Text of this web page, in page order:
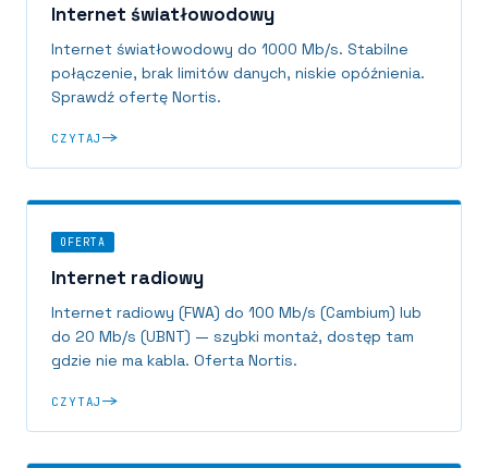
Internet światłowodowy
Internet światłowodowy do 1000 Mb/s. Stabilne
połączenie, brak limitów danych, niskie opóźnienia.
Sprawdź ofertę Nortis.
CZYTAJ
OFERTA
Internet radiowy
Internet radiowy (FWA) do 100 Mb/s (Cambium) lub
do 20 Mb/s (UBNT) — szybki montaż, dostęp tam
gdzie nie ma kabla. Oferta Nortis.
CZYTAJ